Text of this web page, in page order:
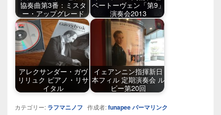
協奏曲第3番：ミスタ
ー・アップグレード
ベートーヴェン「第9」
演奏会2013
アレクサンダー・ガヴ
リリュク ピアノ・リサ
イタル
イェアンニン指揮新日
本フィル 定期演奏会 ル
ビー第20回
カテゴリー: ラフマニノフ 作成者:funapeeパーマリンク